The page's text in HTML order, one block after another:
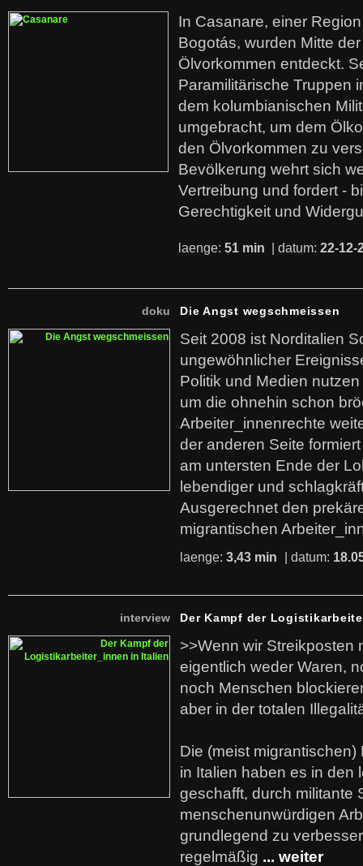
In Casanare, einer
Bogotás, wurden Mitte
Ölvorkommen entdeckt.
Paramilitärische Truppen
dem kolumbianischen
umgebracht, um dem
den Ölvorkommen zu
Bevölkerung wehrt sich
Vertreibung und fordert -
Gerechtigkeit und
laenge: 51 min | datum: 22-12-
doku Die Angst wegschmeissen
Seit 2008 ist Norditalien
ungewöhnlicher
Politik und Medien
um die ohnehin schon
Arbeiter_innenrechte
der anderen Seite
am untersten Ende der
lebendiger und
Ausgerechnet den
migrantischen
laenge: 3,43 min | datum:
interview Der Kampf der
>>Wenn wir Streikposten
eigentlich weder Waren,
noch Menschen
aber in der totalen
Die (meist
in Italien haben es in den
geschafft, durch militante
menschenunwürdigen
grundlegend zu
regelmäßig ... weiter